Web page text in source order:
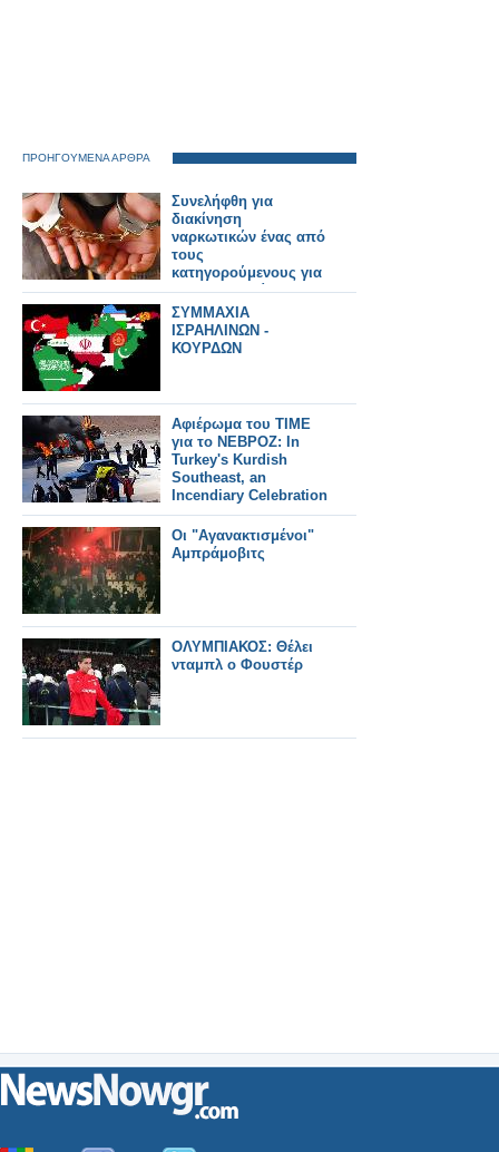
ΠΡΟΗΓΟΥΜΕΝΑ ΑΡΘΡΑ
Συνελήφθη για
διακίνηση
ναρκωτικών ένας από
τους
κατηγορούμενους για
την δολοφονία του
Μιχάλη Φιλόπουλου.
ΣΥΜΜΑΧΙΑ
ΙΣΡΑΗΛΙΝΩΝ -
ΚΟΥΡΔΩΝ
Aφιέρωμα του ΤΙΜΕ
για το ΝΕΒΡΟΖ: In
Turkey's Kurdish
Southeast, an
Incendiary Celebration
Οι "Αγανακτισμένοι"
Αμπράμοβιτς
ΟΛΥΜΠΙΑΚΟΣ: Θέλει
νταμπλ ο Φουστέρ